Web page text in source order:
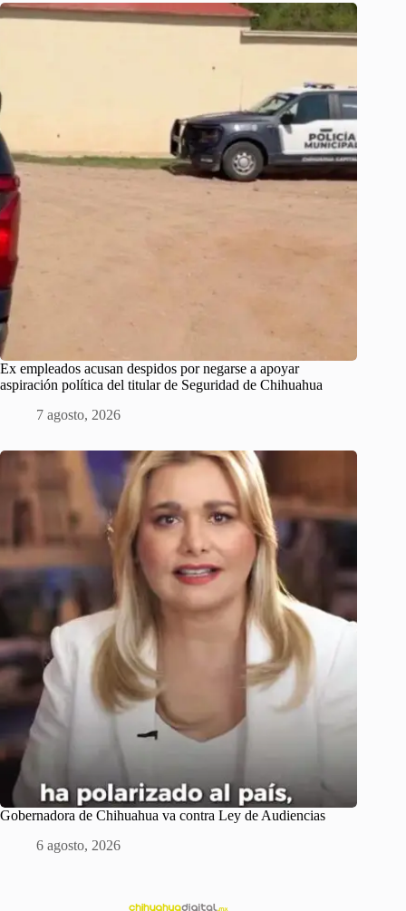
Ex empleados acusan despidos por negarse a apoyar
aspiración política del titular de Seguridad de Chihuahua
7 agosto, 2026
Gobernadora de Chihuahua va contra Ley de Audiencias
6 agosto, 2026